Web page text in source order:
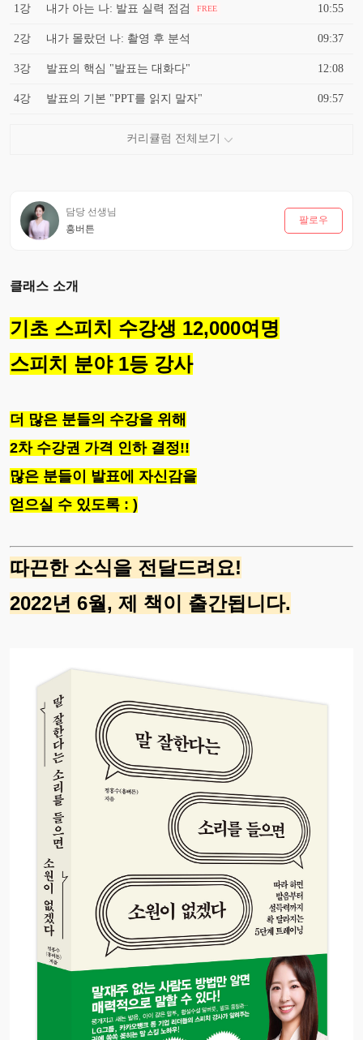
1강 내가 아는 나: 발표 실력 점검 FREE 10:55
2강 내가 몰랐던 나: 촬영 후 분석 09:37
3강 발표의 핵심 "발표는 대화다" 12:08
4강 발표의 기본 "PPT를 읽지 말자" 09:57
담당 선생님
흥버튼
팔로우
클래스 소개
기초 스피치 수강생 12,000여명
스피치 분야 1등 강사
더 많은 분들의 수강을 위해
2차 수강권 가격 인하 결정!!
많은 분들이 발표에 자신감을
얻으실 수 있도록 : )
따끈한 소식을 전달드려요!
2022년 6월, 제 책이 출간됩니다.